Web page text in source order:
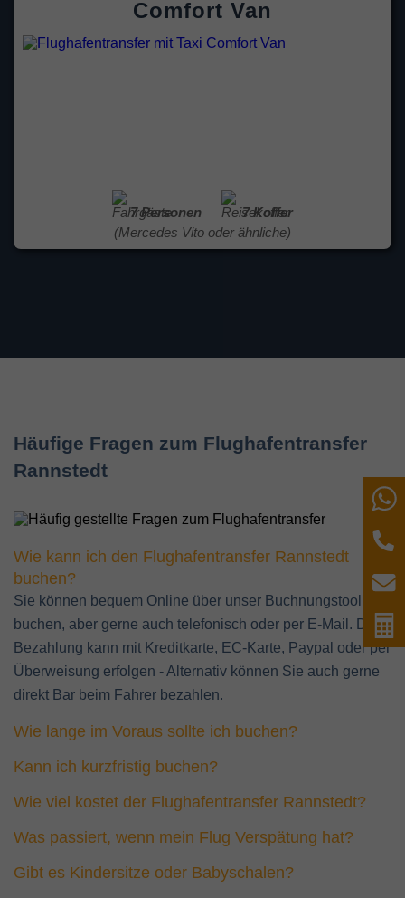
Comfort Van
7 Personen
7 Koffer
(Mercedes Vito oder ähnliche)
Häufige Fragen zum Flughafentransfer
Rannstedt
Wie kann ich den Flughafentransfer Rannstedt
buchen?
Sie können bequem Online über unser Buchnungstool
buchen, aber gerne auch telefonisch oder per E-Mail. Die
Bezahlung kann mit Kreditkarte, EC-Karte, Paypal oder per
Überweisung erfolgen - Alternativ können Sie auch gerne
direkt Bar beim Fahrer bezahlen.
Wie lange im Voraus sollte ich buchen?
Kann ich kurzfristig buchen?
Wie viel kostet der Flughafentransfer Rannstedt?
Was passiert, wenn mein Flug Verspätung hat?
Gibt es Kindersitze oder Babyschalen?